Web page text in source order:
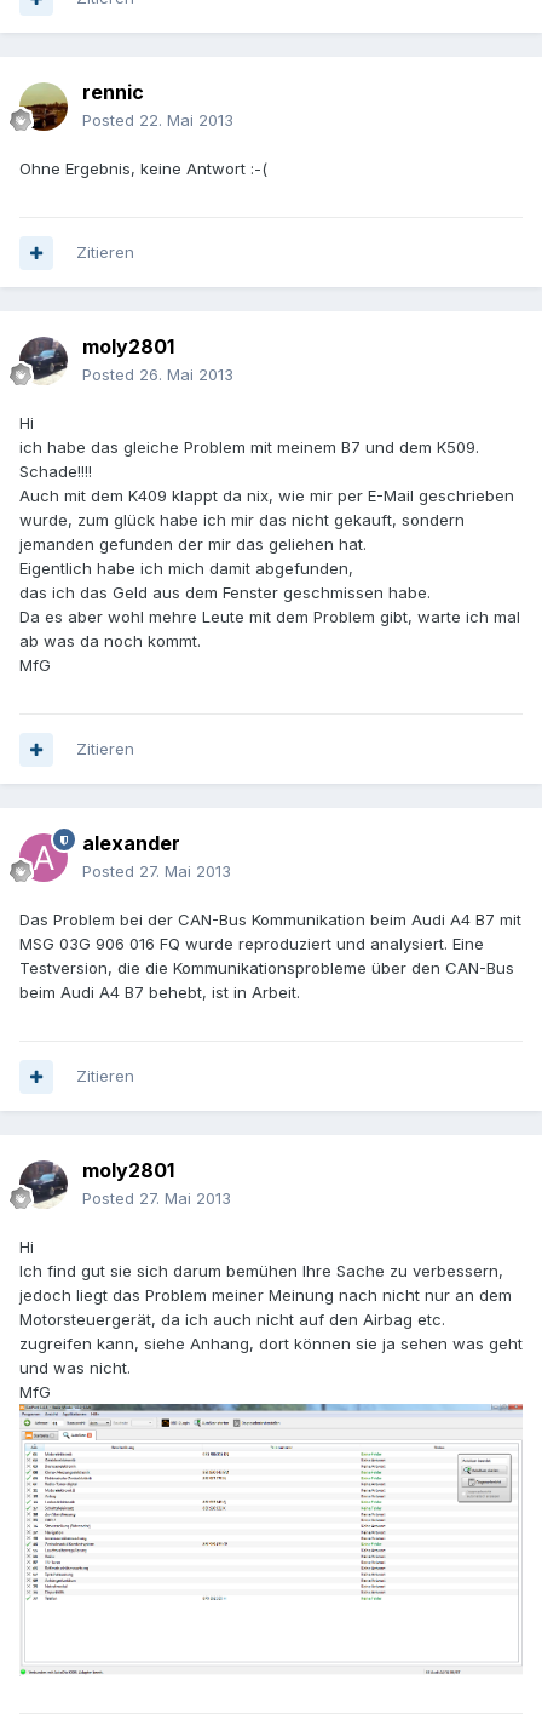
rennic
Posted 22. Mai 2013
Ohne Ergebnis, keine Antwort :-(
Zitieren
moly2801
Posted 26. Mai 2013
Hi
ich habe das gleiche Problem mit meinem B7 und dem K509.
Schade!!!!
Auch mit dem K409 klappt da nix, wie mir per E-Mail geschrieben
wurde, zum glück habe ich mir das nicht gekauft, sondern
jemanden gefunden der mir das geliehen hat.
Eigentlich habe ich mich damit abgefunden,
das ich das Geld aus dem Fenster geschmissen habe.
Da es aber wohl mehre Leute mit dem Problem gibt, warte ich mal
ab was da noch kommt.
MfG
Zitieren
alexander
Posted 27. Mai 2013
Das Problem bei der CAN-Bus Kommunikation beim Audi A4 B7 mit
MSG 03G 906 016 FQ wurde reproduziert und analysiert. Eine
Testversion, die die Kommunikationsprobleme über den CAN-Bus
beim Audi A4 B7 behebt, ist in Arbeit.
Zitieren
moly2801
Posted 27. Mai 2013
Hi
Ich find gut sie sich darum bemühen Ihre Sache zu verbessern,
jedoch liegt das Problem meiner Meinung nach nicht nur an dem
Motorsteuergerät, da ich auch nicht auf den Airbag etc.
zugreifen kann, siehe Anhang, dort können sie ja sehen was geht
und was nicht.
MfG